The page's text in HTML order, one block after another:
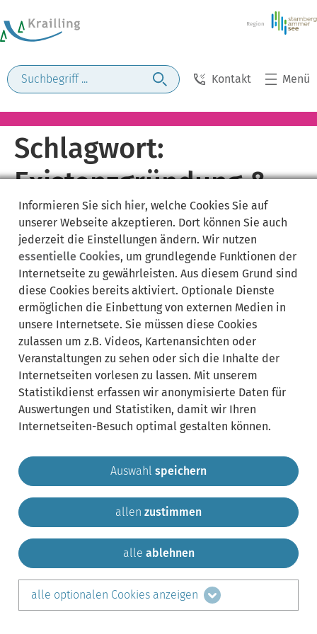
Kontakt Menü
Schlagwort:
Existenzgründung &
Firmenübernahme
Gemeinde Krailling Impressum
Sitemap
Kontakt
teilen auf:
LinkedIn
Informieren Sie sich hier, welche Cookies Sie auf
unserer Webseite akzeptieren. Dort können Sie auch
jederzeit die Einstellungen ändern. Wir nutzen
essentielle Cookies, um grundlegende Funktionen der
Internetseite zu gewährleisten. Aus diesem Grund sind
diese Cookies bereits aktiviert. Optionale Dienste
ermöglichen die Einbettung von externen Medien in
unsere Internetsete. Sie müssen diese Cookies
zulassen um z.B. Videos, Kartenansichten oder
Veranstaltungen zu sehen oder sich die Inhalte der
Internetseiten vorlesen zu lassen. Mit unserem
Statistikdienst erfassen wir anonymisierte Daten für
Auswertungen und Statistiken, damit wir Ihren
Internetseiten-Besuch optimal gestalten können.
Auswahl speichern
allen zustimmen
alle ablehnen
alle optionalen Cookies anzeigen